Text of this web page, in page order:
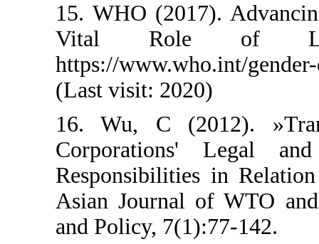
15. WHO
Vital Role
https://
(Last visit: 2020)
16. Wu, C
Corporations'
Responsibilities
Asian Journal
and Policy,